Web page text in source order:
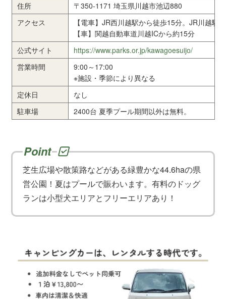
住所
〒350-1171 埼玉県川越市池辺880
アクセス
【電車】JR西川越駅から徒歩15分。JR川越駅
【車】関越自動車道川越ICから約15分
公式サイト
https://www.parks.or.jp/kawagoesuijo/
営業時間
9:00～17:00
※施設・季節により異なる
定休日
なし
駐車場
2400台 夏季プール期間以外は無料。
芝生広場や散策路などがある緑豊かな44.6haの県
営公園！夏はプールで賑わいます。有料のドッグ
ランは小型犬エリアとフリーエリアあり！